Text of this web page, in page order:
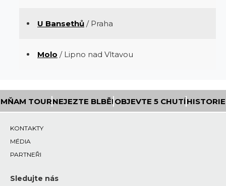
U Bansethů / Praha
Molo / Lipno nad Vltavou
MŇAM TOURNEJEZTE BLBĚ! OBJEVTE 5 CHUTÍHISTORIE
KONTAKTY
MÉDIA
PARTNEŘI
Sledujte nás